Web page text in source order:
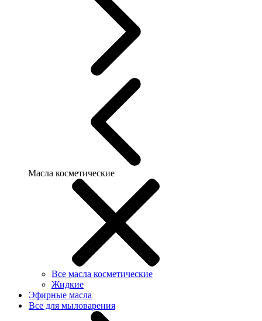
Масла косметические
Все масла косметические
Жидкие
Эфирные масла
Все для мыловарения